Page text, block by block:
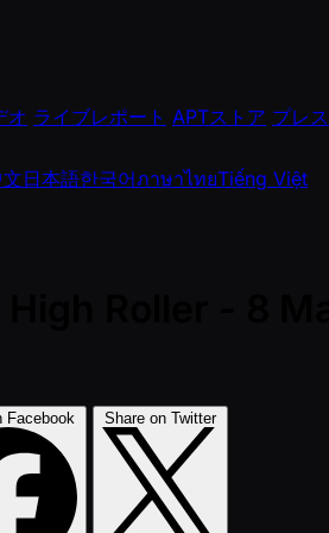
オ ライブレポート APTストア プレス
日本語한국어ภาษาไทยTiếng Việt
Facebook Share on Twitter